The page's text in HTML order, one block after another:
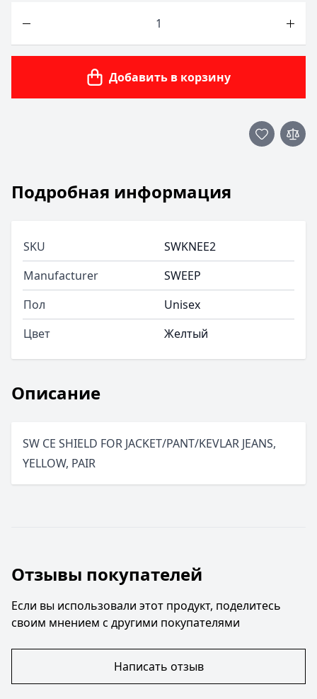
Добавить в корзину
Описание
SW CE SHIELD FOR JACKET/PANT/KEVLAR JEANS,
YELLOW, PAIR
Подробная информация
SKU
SWKNEE2
Manufacturer
SWEEP
Пол
Unisex
Цвет
Желтый
Отзывы покупателей
Если вы использовали этот продукт, поделитесь
своим мнением с другими покупателями
Написать отзыв